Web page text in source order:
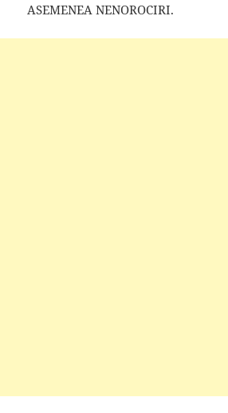
ASEMENEA NENOROCIRI.